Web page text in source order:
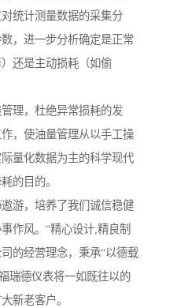
统计测量数据的采集分
，进一步分析确定是正常
还是主动损耗（如偷
理，杜绝异常损耗的发
，使油量管理从以手工操
量化数据为主的科学现代
的目的。
游，培养了我们诚信稳健
作风。“精心设计,精良制
的经营理念，秉承“以德载
瑞德仪表将一如既往以的
新老客户。